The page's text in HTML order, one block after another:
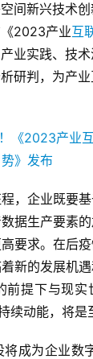
间新兴技术
2023产业互
业实践、技
研判，为产
，企业既要
据生产要素
要求。在后疫
新的发展机
前提下与现实
续动能，将是
成为企业数